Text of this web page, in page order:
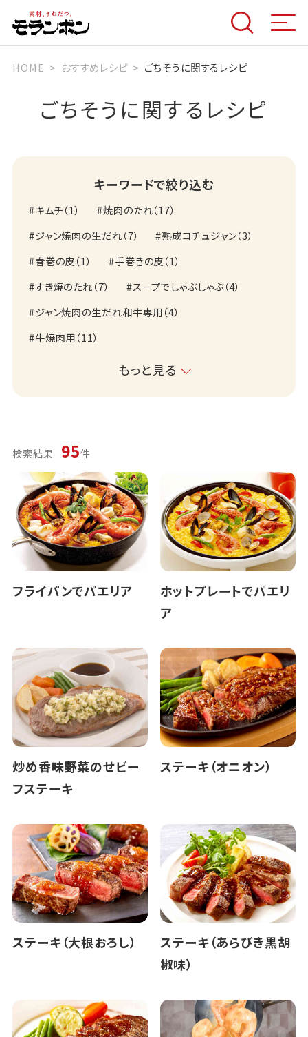
HOME おすすめレシピ ごちそうに関するレシピ
ごちそうに関するレシピ
キーワードで絞り込む
キムチ（1） 焼肉のたれ（17）
ジャン焼肉の生だれ（7） 熟成コチュジャン（3）
春巻の皮（1） 手巻きの皮（1）
すき焼のたれ（7） スープでしゃぶしゃぶ（4）
ジャン焼肉の生だれ和牛専用（4）
牛焼肉用（11）
もっと見る
検索結果 95件
フライパンでパエリア
ホットプレートでパエリ
ア
炒め香味野菜のせビー
フステーキ
ステーキ（オニオン）
ステーキ（大根おろし）
ステーキ（あらびき黒胡
椒味）